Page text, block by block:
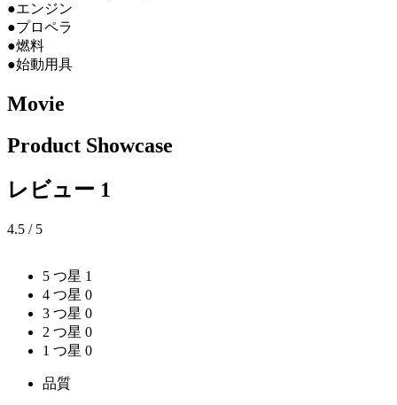
●エンジン
●プロペラ
●燃料
●始動用具
Movie
Product Showcase
レビュー 1
4.5 / 5
5 つ星 1
4 つ星 0
3 つ星 0
2 つ星 0
1 つ星 0
品質